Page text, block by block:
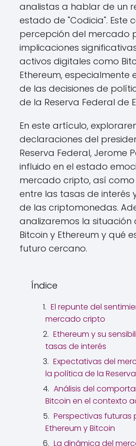
analistas a hablar de un
estado de "Codicia". Este
percepción del mercado
implicaciones
activos digitales como
Ethereum, especialmente
de las decisiones de
de la Reserva Federal de
En este artículo,
declaraciones del
Reserva Federal, Jerome
influido en el estado
mercado cripto, así
entre las tasas de interés
de las criptomonedas.
analizaremos la situación
Bitcoin y Ethereum y qué
futuro cercano.
Índice
El repunte del
mercado cripto
Ethereum y su
tasas de interés
Expectativas del
la política de la
Análisis del
Bitcoin en el contexto
Perspectivas futuras
Ethereum y Bitcoin
La dinámica del